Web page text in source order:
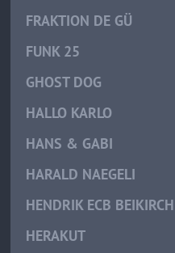
FRAKTION DE GÜ
FUNK 25
GHOST DOG
HALLO KARLO
HANS & GABI
HARALD NAEGELI
HENDRIK ECB BEIKIRCH
HERAKUT